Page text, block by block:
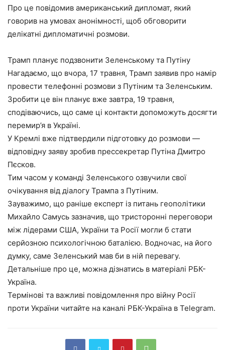
Про це повідомив американський дипломат, який
говорив на умовах анонімності, щоб обговорити
делікатні дипломатичні розмови.
Трамп планує подзвонити Зеленському та Путіну
Нагадаємо, що вчора, 17 травня, Трамп заявив про намір
провести телефонні розмови з Путіним та Зеленським.
Зробити це він планує вже завтра, 19 травня,
сподіваючись, що саме ці контакти допоможуть досягти
перемир’я в Україні.
У Кремлі вже підтвердили підготовку до розмови —
відповідну заяву зробив прессекретар Путіна Дмитро
Пєсков.
Тим часом у команді Зеленського озвучили свої
очікування від діалогу Трампа з Путіним.
Зауважимо, що раніше експерт із питань геополітики
Михайло Самусь зазначив, що тристоронні переговори
між лідерами США, України та Росії могли б стати
серйозною психологічною баталією. Водночас, на його
думку, саме Зеленський мав би в ній перевагу.
Детальніше про це, можна дізнатись в матеріалі РБК-
Україна.
Термінові та важливі повідомлення про війну Росії
проти України читайте на каналі РБК-Україна в Telegram.